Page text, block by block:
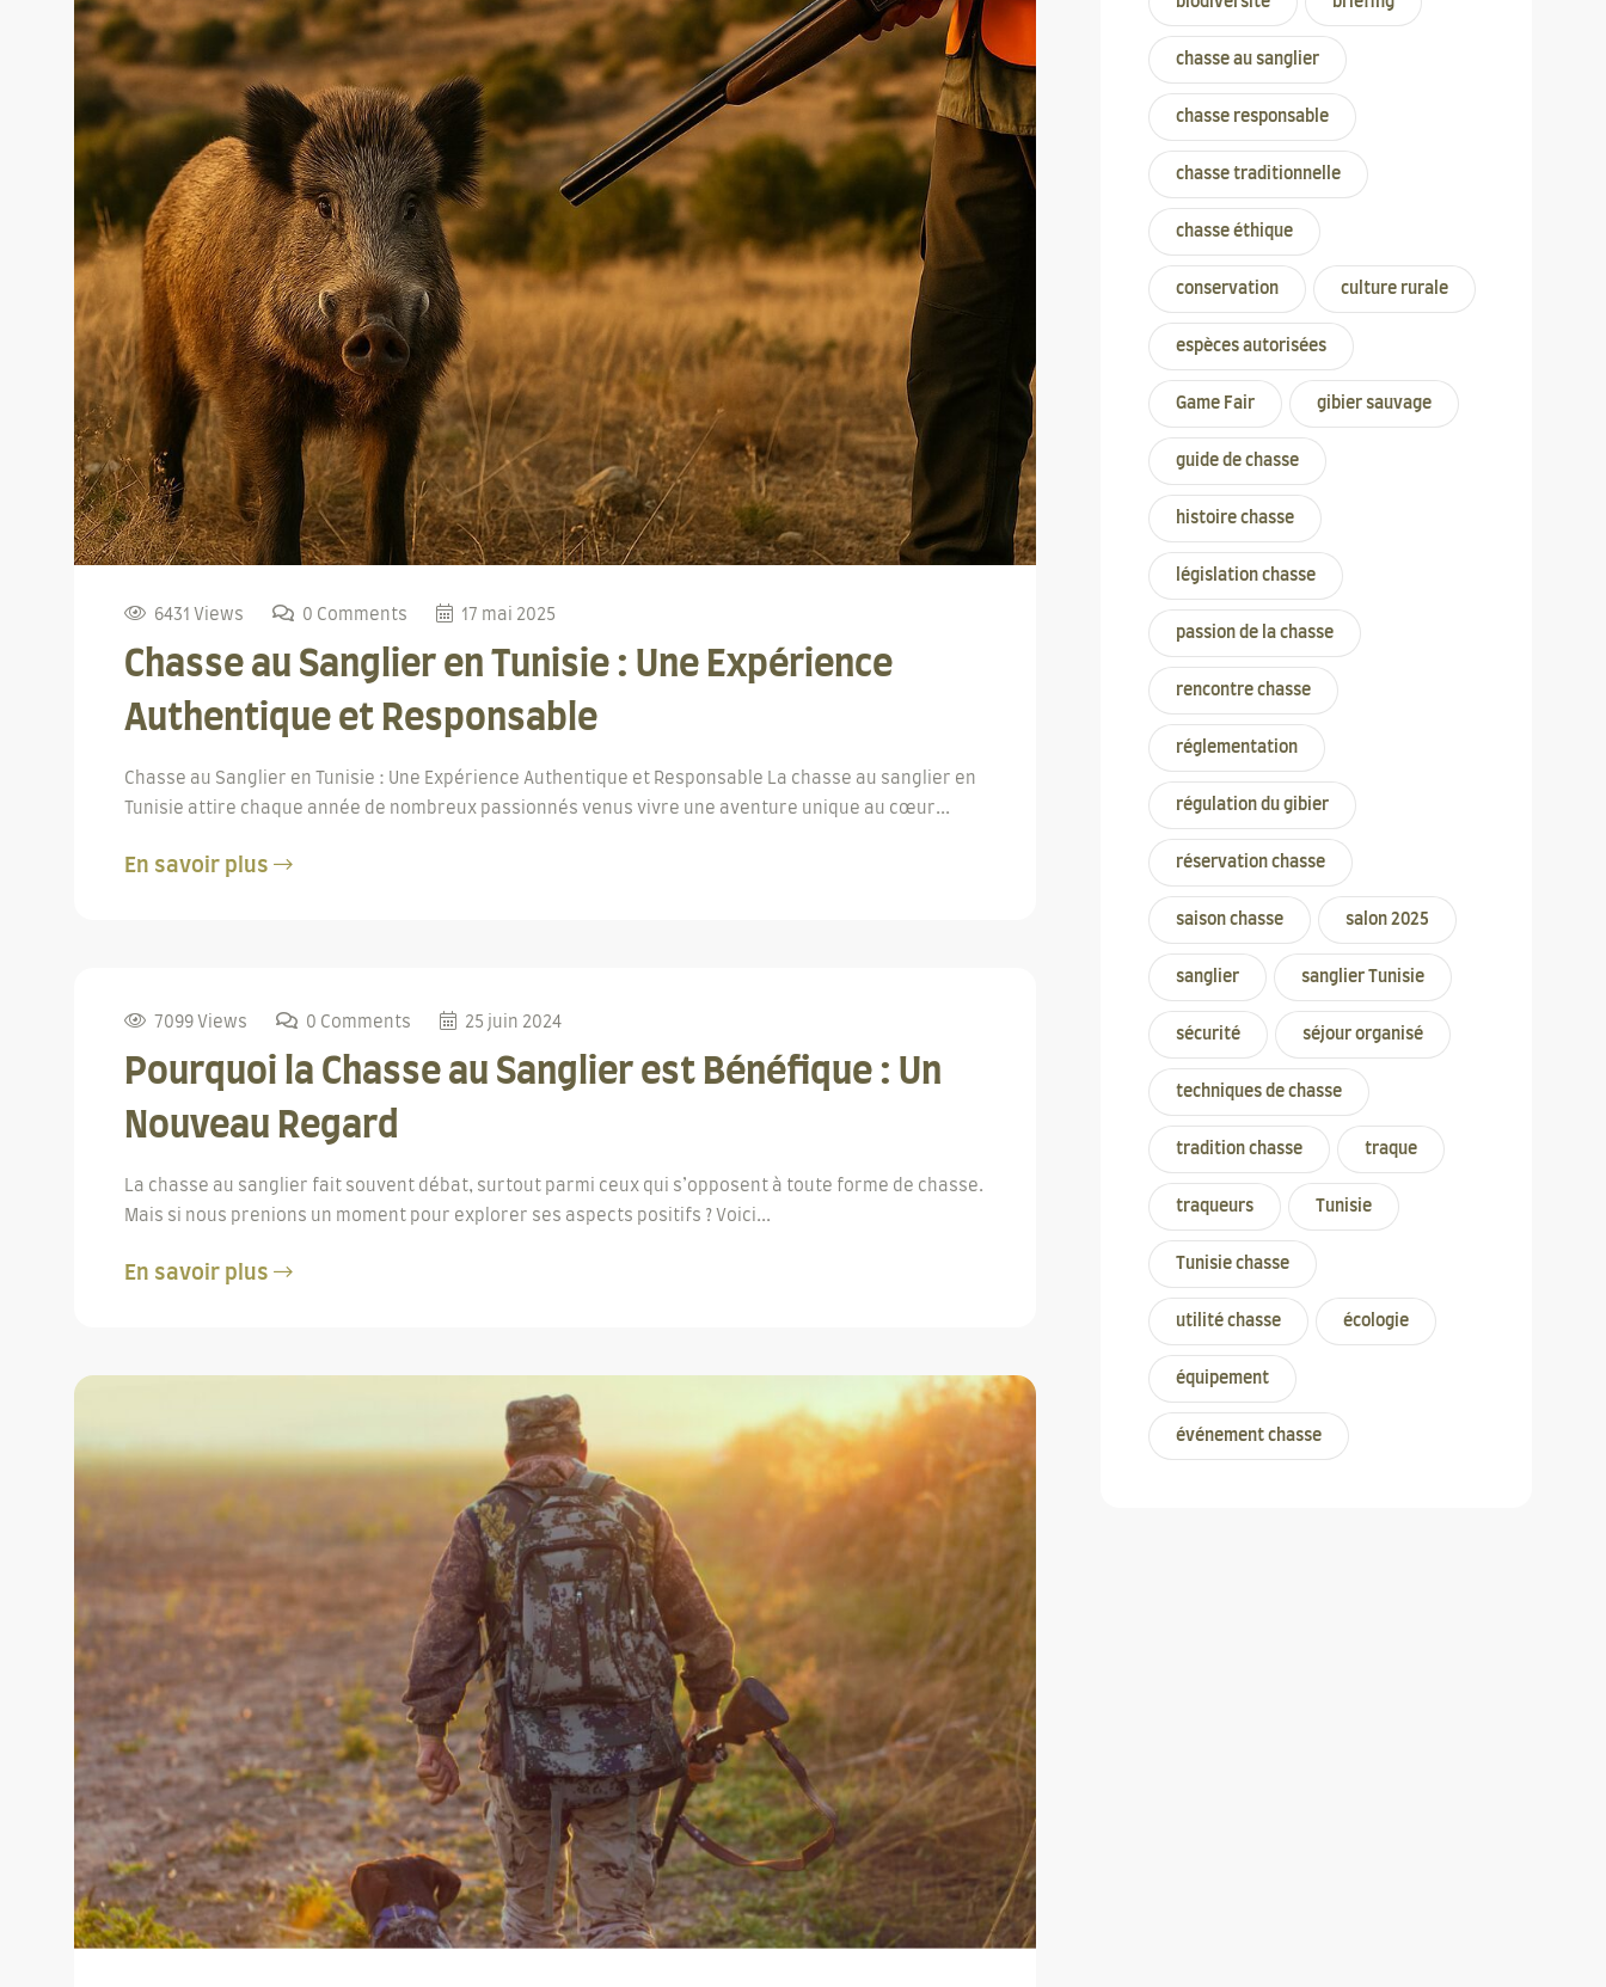
6431 Views 0 Comments 17 mai 2025
Chasse au Sanglier en Tunisie : Une Expérience
Authentique et Responsable
Chasse au Sanglier en Tunisie : Une Expérience Authentique et Responsable La chasse au sanglier en
Tunisie attire chaque année de nombreux passionnés venus vivre une aventure unique au cœur...
En savoir plus
7099 Views 0 Comments 25 juin 2024
Pourquoi la Chasse au Sanglier est Bénéfique : Un
Nouveau Regard
La chasse au sanglier fait souvent débat, surtout parmi ceux qui s’opposent à toute forme de chasse.
Mais si nous prenions un moment pour explorer ses aspects positifs ? Voici...
En savoir plus
chasse au sanglier
chasse responsable
chasse traditionnelle
chasse éthique
conservation culture rurale
espèces autorisées
Game Fair gibier sauvage
guide de chasse
histoire chasse
législation chasse
passion de la chasse
rencontre chasse
réglementation
régulation du gibier
réservation chasse
saison chasse salon 2025
sanglier sanglier Tunisie
sécurité séjour organisé
techniques de chasse
tradition chasse traque
traqueurs Tunisie
Tunisie chasse
utilité chasse écologie
équipement
événement chasse